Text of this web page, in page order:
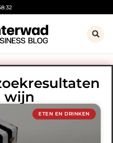
wijn
ETEN EN DRINKEN